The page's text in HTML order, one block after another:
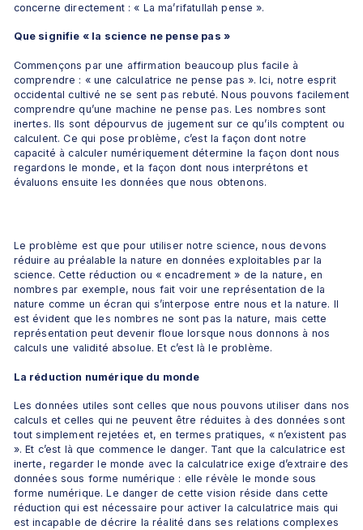
concerne directement : « La ma’rifatullah pense ».
Que signifie « la science ne pense pas »
Commençons par une affirmation beaucoup plus facile à
comprendre : « une calculatrice ne pense pas ». Ici, notre esprit
occidental cultivé ne se sent pas rebuté. Nous pouvons facilement
comprendre qu’une machine ne pense pas. Les nombres sont
inertes. Ils sont dépourvus de jugement sur ce qu’ils comptent ou
calculent. Ce qui pose problème, c’est la façon dont notre
capacité à calculer numériquement détermine la façon dont nous
regardons le monde, et la façon dont nous interprétons et
évaluons ensuite les données que nous obtenons.
Le problème est que pour utiliser notre science, nous devons
réduire au préalable la nature en données exploitables par la
science. Cette réduction ou « encadrement » de la nature, en
nombres par exemple, nous fait voir une représentation de la
nature comme un écran qui s’interpose entre nous et la nature. Il
est évident que les nombres ne sont pas la nature, mais cette
représentation peut devenir floue lorsque nous donnons à nos
calculs une validité absolue. Et c’est là le problème.
La réduction numérique du monde
Les données utiles sont celles que nous pouvons utiliser dans nos
calculs et celles qui ne peuvent être réduites à des données sont
tout simplement rejetées et, en termes pratiques, « n’existent pas
». Et c’est là que commence le danger. Tant que la calculatrice est
inerte, regarder le monde avec la calculatrice exige d’extraire des
données sous forme numérique : elle révèle le monde sous
forme numérique. Le danger de cette vision réside dans cette
réduction qui est nécessaire pour activer la calculatrice mais qui
est incapable de décrire la réalité dans ses relations complexes